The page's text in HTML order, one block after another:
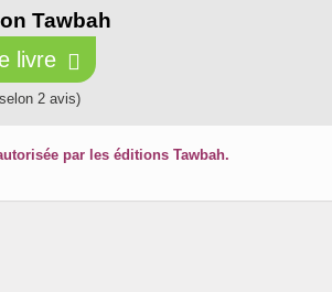
Tawbah
livre
2 avis)
par les éditions Tawbah.